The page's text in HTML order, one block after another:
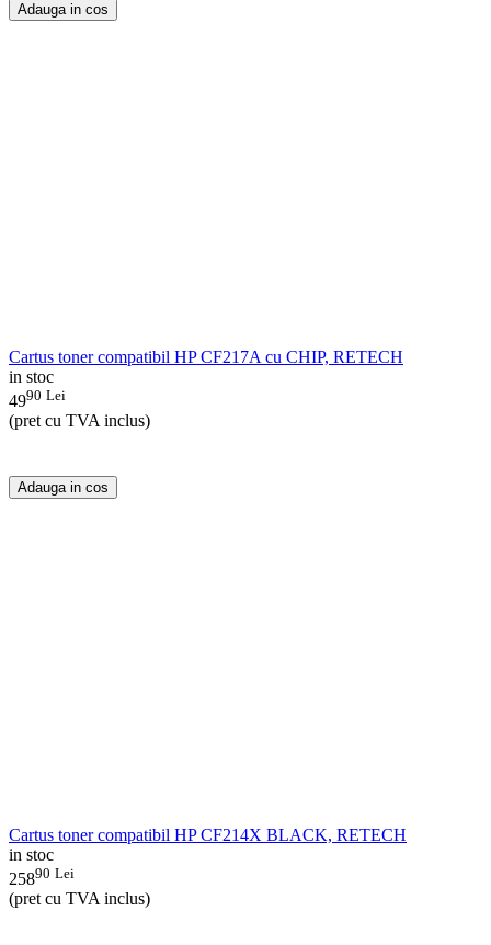
Adauga in cos
Cartus toner compatibil HP CF217A cu CHIP, RETECH
in stoc
4990 Lei
(pret cu TVA inclus)
Adauga in cos
Cartus toner compatibil HP CF214X BLACK, RETECH
in stoc
25890 Lei
(pret cu TVA inclus)